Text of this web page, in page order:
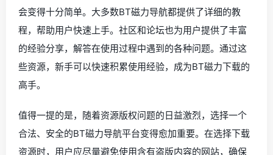
会变得十分简单。大多数BT磁力导航都提供了详细的教
程，帮助用户快速上手。社区和论坛也为用户提供了丰富
的经验分享，解答在使用过程中遇到的各种问题。通过这
些资源，新手可以快速积累使用经验，成为BT磁力下载的
高手。
值得一提的是，随着资源版权问题的日益激烈，选择一个
合法、安全的BT磁力导航平台变得愈加重要。在选择下载
资源时，用户应尽量避免使用含有盗版内容的网站，确保